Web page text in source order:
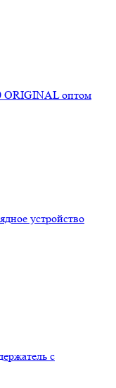
ORIGINAL оптом
устройство
с